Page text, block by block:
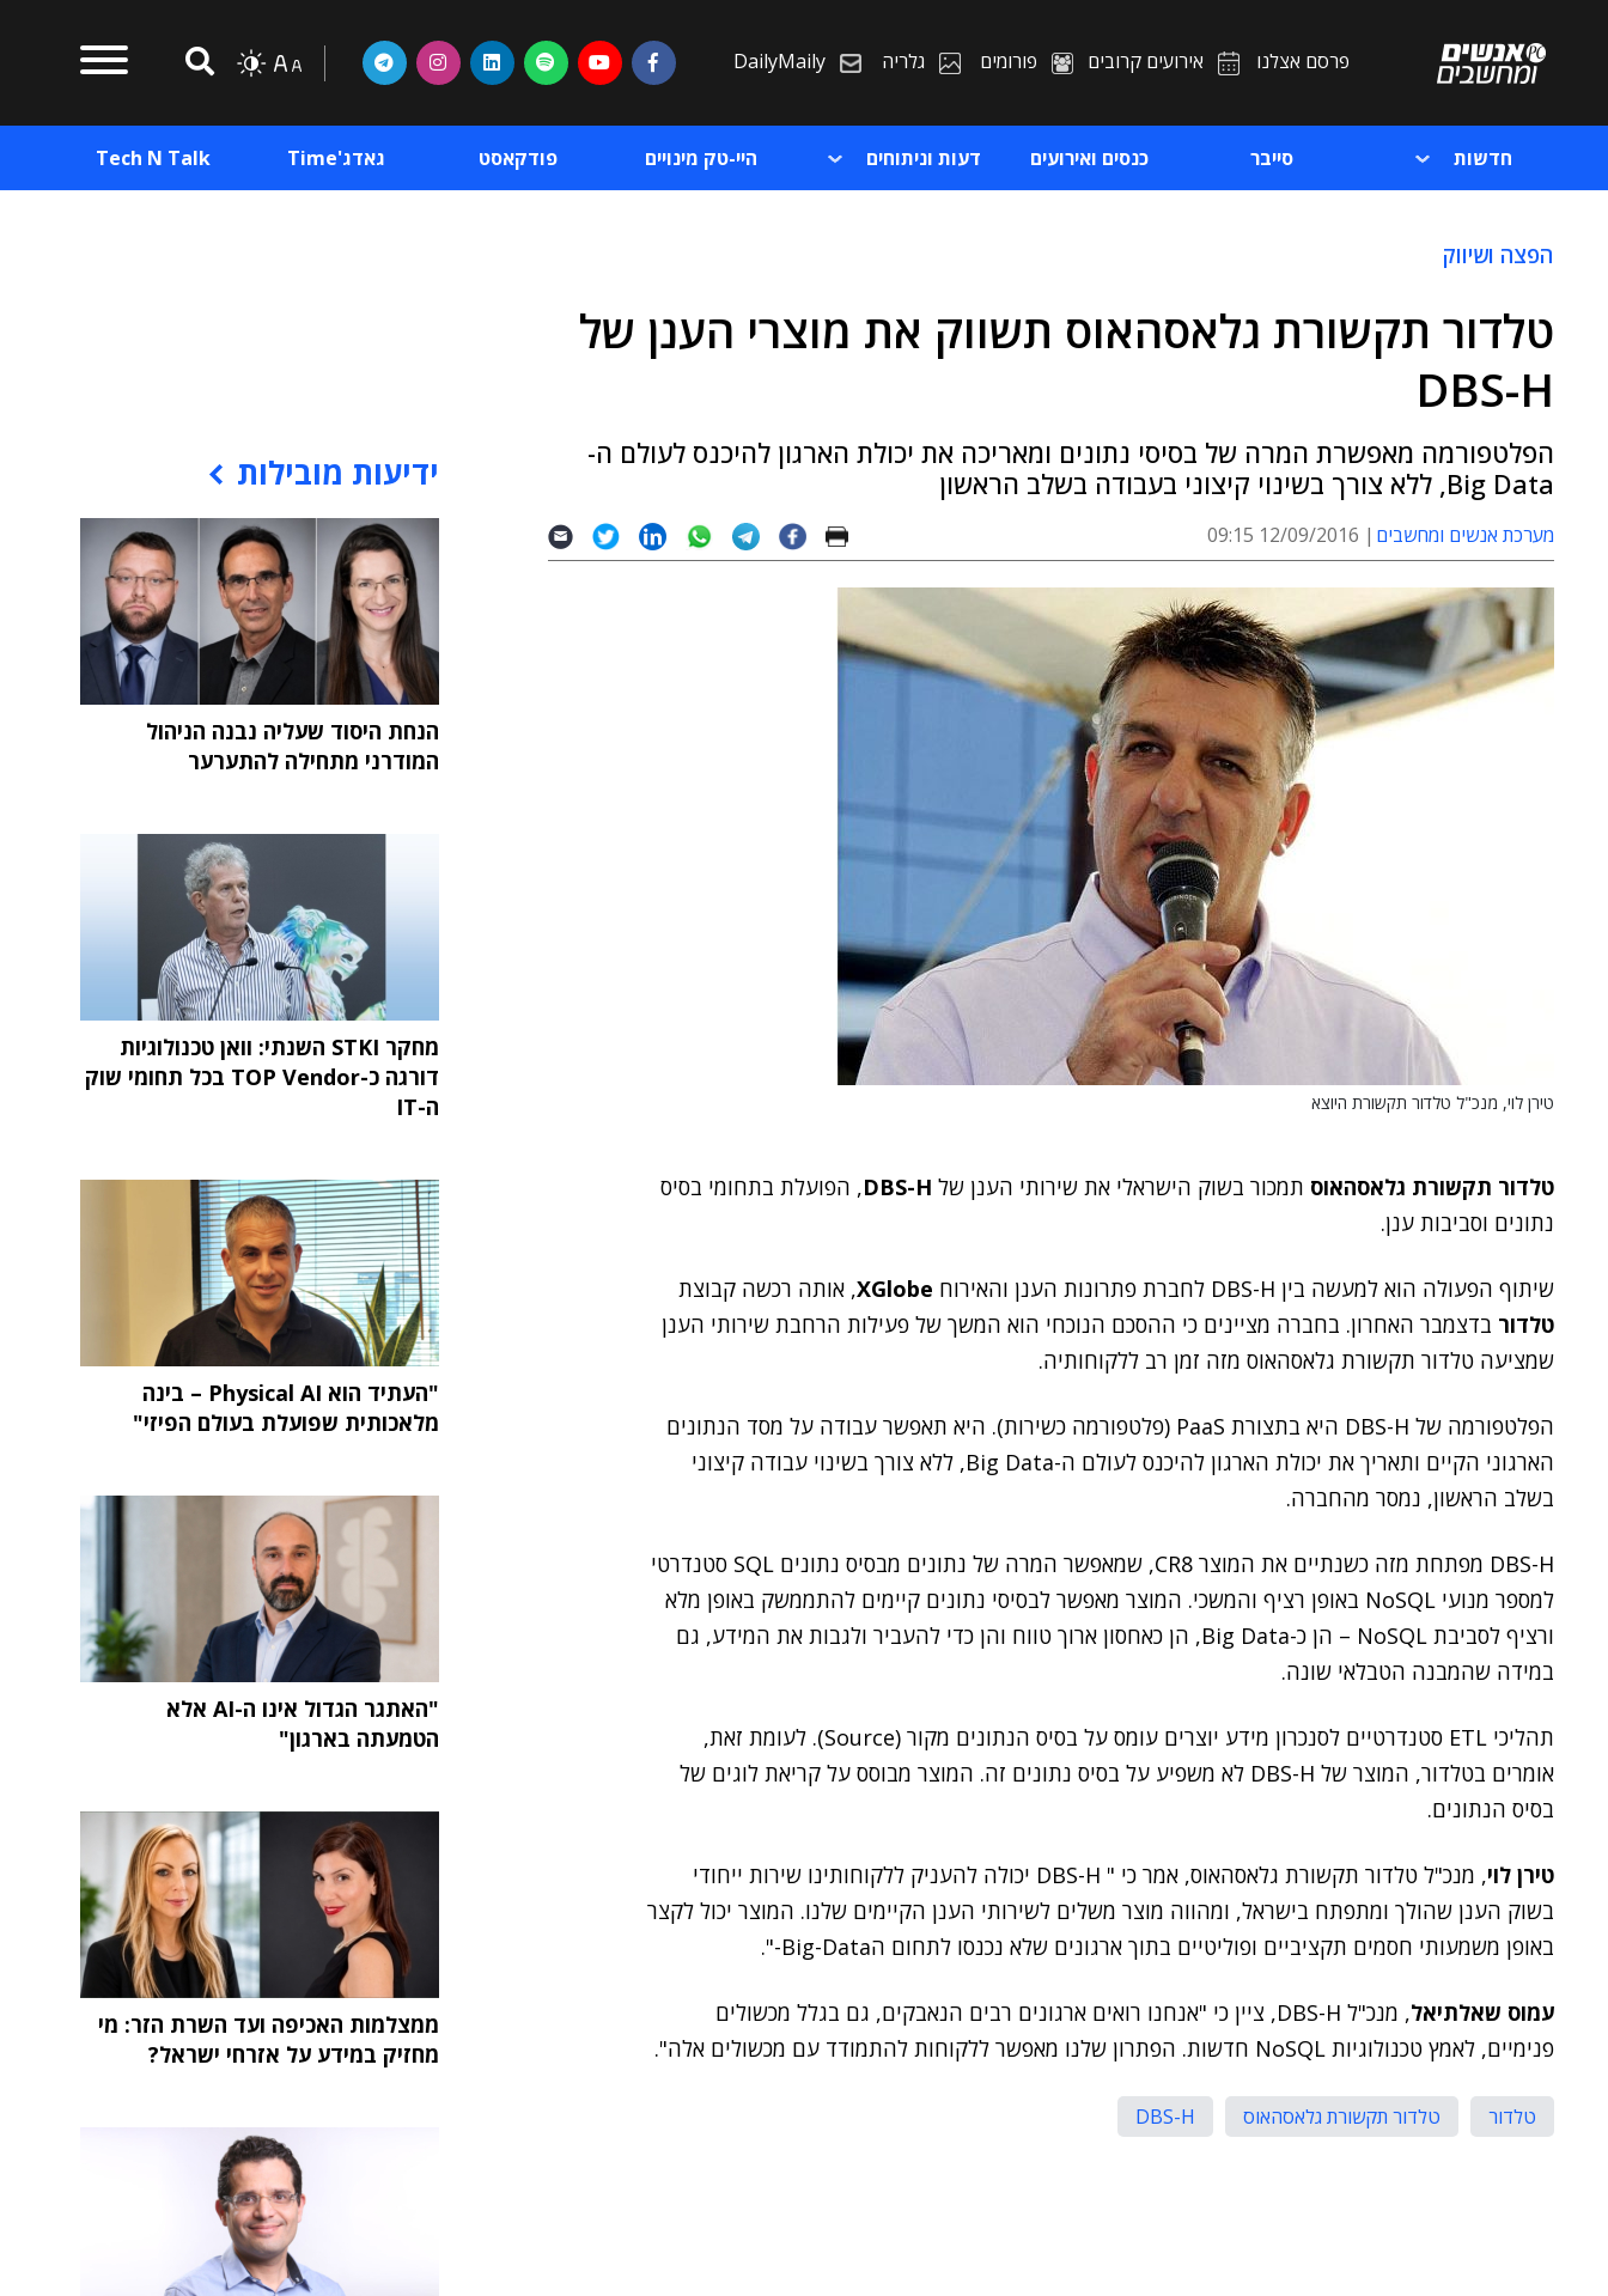
פרסם אצלנו אירועים קרובים פורומים גלריה DailyMaily
חדשות סייבר כנסים ואירועים דעות וניתוחים היי-טק מינויים פודקאסט גאדג'Time Tech N Talk
הפצה ושיווק
טלדור תקשורת גלאסהאוס תשווק את מוצרי הענן של
DBS-H
הפלטפורמה מאפשרת המרה של בסיסי נתונים ומאריכה את יכולת הארגון להיכנס לעולם ה-
Big Data, ללא צורך בשינוי קיצוני בעבודה בשלב הראשון
מערכת אנשים ומחשבים 12/09/2016 09:15
טירן לוי, מנכ"ל טלדור תקשורת היוצא
טלדור תקשורת גלאסהאוס תמכור בשוק הישראלי את שירותי הענן של DBS-H, הפועלת בתחומי בסיס
נתונים וסביבות ענן.
שיתוף הפעולה הוא למעשה בין DBS-H לחברת פתרונות הענן והאירוח XGlobe, אותה רכשה קבוצת
טלדור בדצמבר האחרון. בחברה מציינים כי ההסכם הנוכחי הוא המשך של פעילות הרחבת שירותי הענן
שמציעה טלדור תקשורת גלאסהאוס מזה זמן רב ללקוחותיה.
הפלטפורמה של DBS-H היא בתצורת PaaS (פלטפורמה כשירות). היא תאפשר עבודה על מסד הנתונים
הארגוני הקיים ותאריך את יכולת הארגון להיכנס לעולם ה-Big Data, ללא צורך בשינוי עבודה קיצוני
בשלב הראשון, נמסר מהחברה.
DBS-H מפתחת מזה כשנתיים את המוצר CR8, שמאפשר המרה של נתונים מבסיס נתונים SQL סטנדרטי
למספר מנועי NoSQL באופן רציף והמשכי. המוצר מאפשר לבסיסי נתונים קיימים להתממשק באופן מלא
ורציף לסביבת NoSQL – הן כ-Big Data, הן כאחסון ארוך טווח והן כדי להעביר ולגבות את המידע, גם
במידה שהמבנה הטבלאי שונה.
תהליכי ETL סטנדרטיים לסנכרון מידע יוצרים עומס על בסיס הנתונים מקור (Source). לעומת זאת,
אומרים בטלדור, המוצר של DBS-H לא משפיע על בסיס נתונים זה. המוצר מבוסס על קריאת לוגים של
בסיס הנתונים.
טירן לוי
, מנכ"ל טלדור תקשורת גלאסהאוס, אמר כי " DBS-H יכולה להעניק ללקוחותינו שירות ייחודי
בשוק הענן שהולך ומתפתח בישראל, ומהווה מוצר משלים לשירותי הענן הקיימים שלנו. המוצר יכול לקצר
באופן משמעותי חסמים תקציביים ופוליטיים בתוך ארגונים שלא נכנסו לתחום הBig-Data-".
עמוס שאלתיאל
, מנכ"ל DBS-H, ציין כי "אנחנו רואים ארגונים רבים הנאבקים, גם בגלל מכשולים
פנימיים, לאמץ טכנולוגיות NoSQL חדשות. הפתרון שלנו מאפשר ללקוחות להתמודד עם מכשולים אלה".
טלדור טלדור תקשורת גלאסהאוס DBS-H
ידיעות מובילות
הנחת היסוד שעליה נבנה הניהול
המודרני מתחילה להתערער
מחקר STKI השנתי: וואן טכנולוגיות
דורגה כ-TOP Vendor בכל תחומי שוק
ה-IT
"העתיד הוא Physical AI – בינה
מלאכותית שפועלת בעולם הפיזי"
"האתגר הגדול אינו ה-AI אלא
הטמעתה בארגון"
ממצלמות האכיפה ועד השרת הזר: מי
מחזיק במידע על אזרחי ישראל?